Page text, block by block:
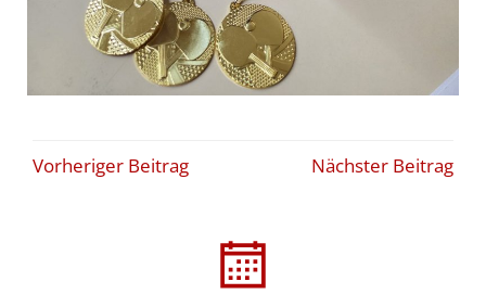
Beitragsnavigation
Vorheriger Beitrag Nächster Beitrag